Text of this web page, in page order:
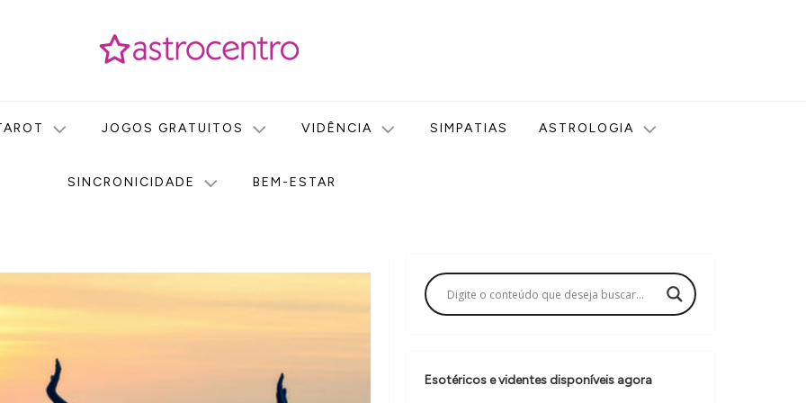
JOGOS GRATUITOS VIDÊNCIA SIMPATIAS ASTROLOGIA
SINCRONICIDADE BEM-ESTAR
Esotéricos e videntes disponíveis agora